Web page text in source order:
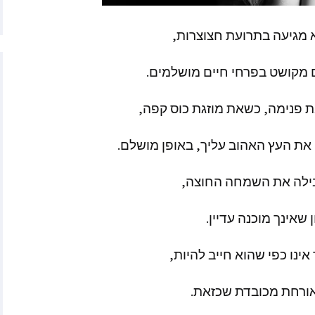
Empaths
מרים המגדלית
– הגיגים
מגיעה בתרועת חצוצרות,
מקושט בפרחי חיים מושלמים.
פנימה, כשאת מוזגת כוסקפה,
את העץ האהוב עליך, באופן מושלם.
את השמחה החוצה,
שאינך מוכנה עדיין.
אינו כפי שהוא חייבלהיות,
מכובדת שכזאת.